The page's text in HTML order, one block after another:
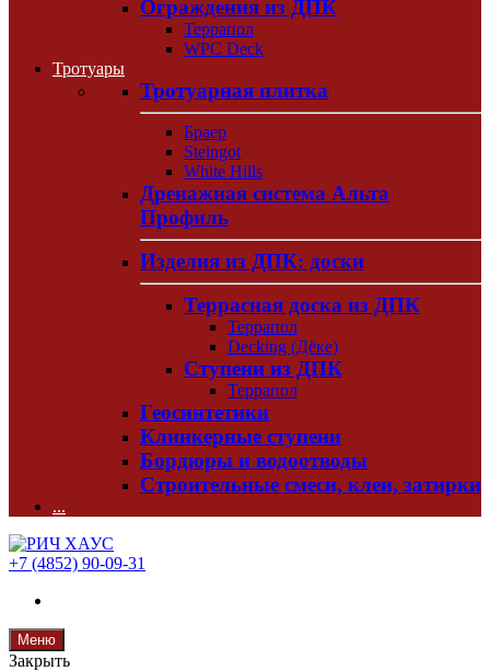
Ограждения из ДПК
Террапол
WPC Deck
Тротуары
Тротуарная плитка
Браер
Steingot
White Hills
Дренажная система Альта
Профиль
Изделия из ДПК: доски
Террасная доска из ДПК
Террапол
Decking (Дёке)
Ступени из ДПК
Террапол
Геосинтетики
Клинкерные ступени
Бордюры и водоотводы
Строительные смеси, клеи, затирки
...
+7 (4852) 90-09-31
Меню
Закрыть